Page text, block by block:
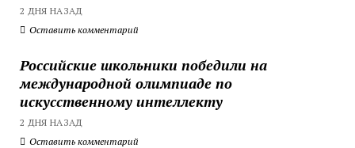
2 ДНЯ НАЗАД
Оставить комментарий
Российские школьники победили на
международной олимпиаде по
искусственному интеллекту
2 ДНЯ НАЗАД
Оставить комментарий